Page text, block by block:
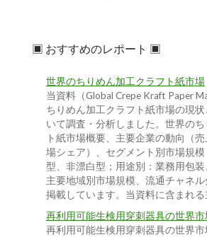
▣ おすすめのレポート ▣
世界のちりめん加工クラフト紙市場
当資料（Global Crepe Kraft Paper
ちりめん加工クラフト紙市場の現
いて調査・分析しました。世界の
ト紙市場概要、主要企業の動向（
場シェア）、セグメント別市場規
型、非漂白型；用途別：業務用包装
主要地域別市場規模、流通チャネ
掲載しています。当資料に含まれ
再利用可能生検用穿刺器具の世界市
再利用可能生検用穿刺器具の世界市